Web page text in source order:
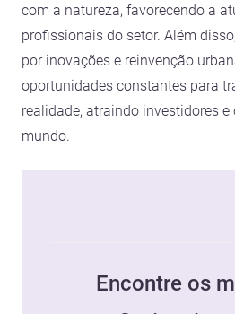
com a natureza, favorecendo a
profissionais do setor. Além
por inovações e reinvenção
oportunidades constantes para
realidade, atraindo investidores
mundo.
Encontre os